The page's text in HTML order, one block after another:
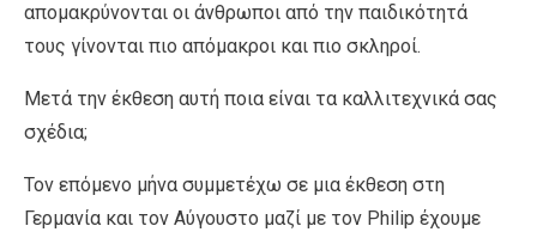
απομακρύνονται οι άνθρωποι από την παιδικότητά
τους γίνονται πιο απόμακροι και πιο σκληροί.
Μετά την έκθεση αυτή ποια είναι τα καλλιτεχνικά σας
σχέδια;
Τον επόμενο μήνα συμμετέχω σε μια έκθεση στη
Γερμανία και τον Αύγουστο μαζί με τον Philip έχουμε